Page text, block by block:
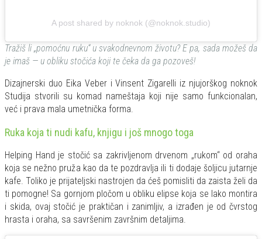
A post shared by noknok (@noknok.studio)
Tražiš li „pomoćnu ruku“ u svakodnevnom životu? E pa, sada možeš da
je imaš — u obliku stočića koji te čeka da ga pozoveš!
Dizajnerski duo Eika Veber i Vinsent Zigarelli iz njujorškog noknok
Studija stvorili su komad nameštaja koji nije samo funkcionalan,
već i prava mala umetnička forma.
Ruka koja ti nudi kafu, knjigu i još mnogo toga
Helping Hand je stočić sa zakrivljenom drvenom „rukom“ od oraha
koja se nežno pruža kao da te pozdravlja ili ti dodaje šoljicu jutarnje
kafe. Toliko je prijateljski nastrojen da ćeš pomisliti da zaista želi da
ti pomogne! Sa gornjom pločom u obliku elipse koja se lako montira
i skida, ovaj stočić je praktičan i zanimljiv, a izrađen je od čvrstog
hrasta i oraha, sa savršenim završnim detaljima.